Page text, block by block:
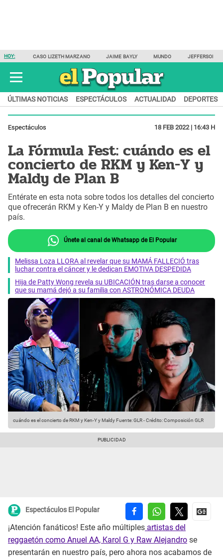
HOY: CASO LIZETH MARZANO JAIME BAYLY MUNDO JEFFERSON
ÚLTIMAS NOTICIAS ESPECTÁCULOS ACTUALIDAD DEPORTES
Espectáculos 18 FEB 2022 | 16:43 H
La Fórmula Fest: cuándo es el
concierto de RKM y Ken-Y y
Maldy de Plan B
Entérate en esta nota sobre todos los detalles del concierto
que ofrecerán RKM y Ken-Y y Maldy de Plan B en nuestro
país.
Únete al canal de Whatsapp de El Popular
Melissa Loza LLORA al revelar que su MAMÁ FALLECIÓ tras
luchar contra el cáncer y le dedican EMOTIVA DESPEDIDA
Hija de Patty Wong revela su UBICACIÓN tras darse a conocer
que su mamá dejó a su familia con ASTRONÓMICA DEUDA
cuándo es el concierto de RKM y Ken-Y y MaldyFuente: GLR-Crédito: Composición GLR
Espectáculos El Popular
¡Atención fanáticos! Este año múltiples artistas del
reggaetón como Anuel AA, Karol G y Raw Alejandro se
presentarán en nuestro país, pero ahora nos acabamos de